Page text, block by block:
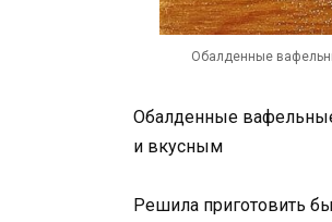
Обалденные
Обалденные вафельные
и вкусным
Решила приготовить